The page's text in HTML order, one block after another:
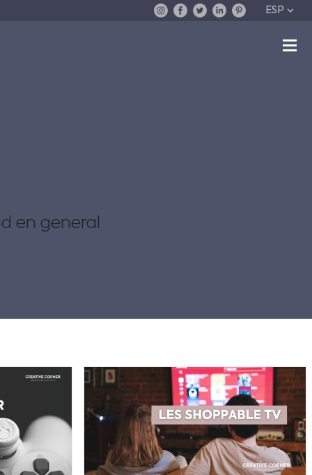
ESP
en general